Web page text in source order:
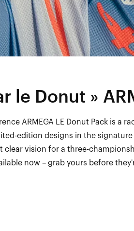
le Donut »
ARMEGA LE Donut Pack is a
edition designs in the signature
clear vision for a three-
now – grab yours before